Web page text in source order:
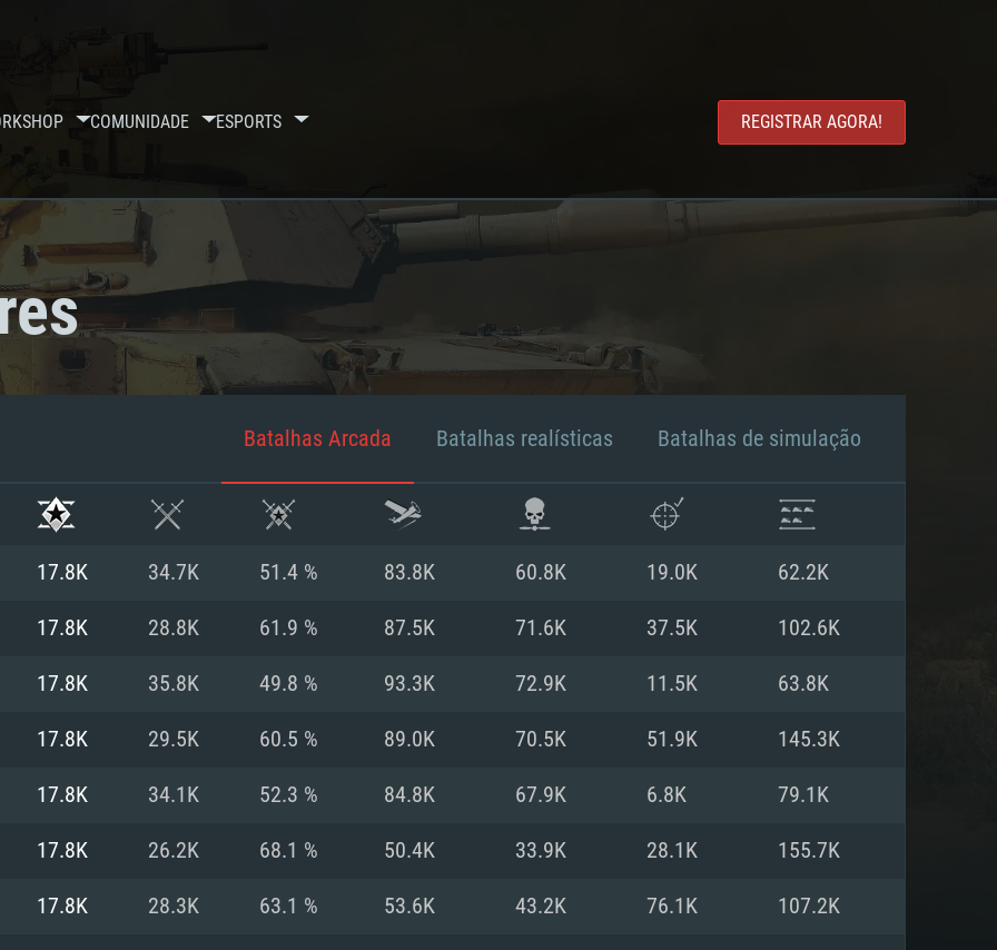
COMUNIDADE ESPORTS REGISTRAR AGORA!
DE SISTEMA
Batalhas Arcada Batalhas realísticas Batalhas de simulação
17.8K 34.7K 51.4 % 83.8K 60.8K 19.0K 62.2K
17.8K 28.8K 61.9 % 87.5K 71.6K 37.5K 102.6K
17.8K 35.8K 49.8 % 93.3K 72.9K 11.5K 63.8K
17.8K 29.5K 60.5 % 89.0K 70.5K 51.9K 145.3K
17.8K 34.1K 52.3 % 84.8K 67.9K 6.8K 79.1K
17.8K 26.2K 68.1 % 50.4K 33.9K 28.1K 155.7K
17.8K 28.3K 63.1 % 53.6K 43.2K 76.1K 107.2K